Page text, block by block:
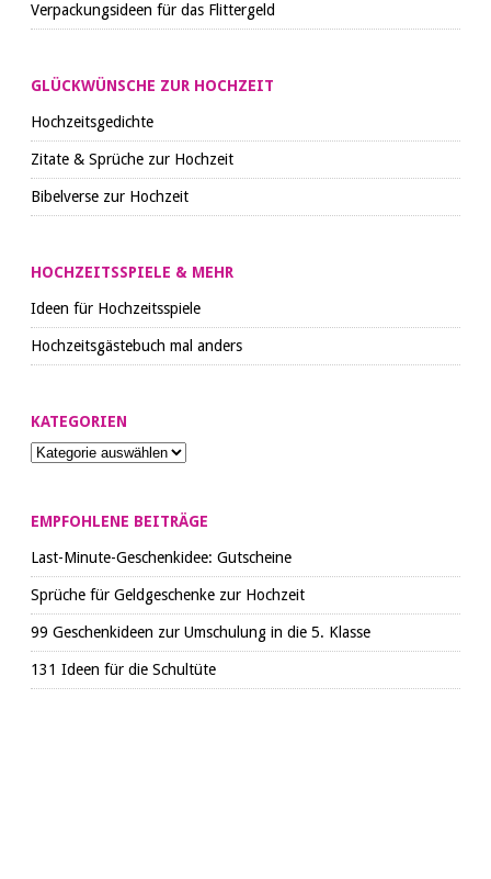
Verpackungsideen für das Flittergeld
GLÜCKWÜNSCHE ZUR HOCHZEIT
Hochzeitsgedichte
Zitate & Sprüche zur Hochzeit
Bibelverse zur Hochzeit
HOCHZEITSSPIELE & MEHR
Ideen für Hochzeitsspiele
Hochzeitsgästebuch mal anders
KATEGORIEN
EMPFOHLENE BEITRÄGE
Last-Minute-Geschenkidee: Gutscheine
Sprüche für Geldgeschenke zur Hochzeit
99 Geschenkideen zur Umschulung in die 5. Klasse
131 Ideen für die Schultüte